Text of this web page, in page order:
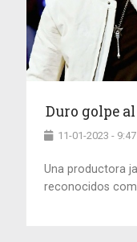
Duro golpe al
11-01-2023 -
Una productora
reconocidos